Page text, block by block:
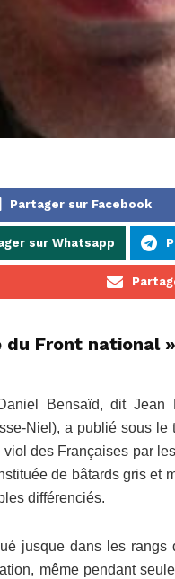
Partager sur Facebook
sur Whatsapp
Front national
Bensaïd, dit Jean
Niel), a publié sous
des Françaises par
de bâtards gris et
différenciés.
jusque dans les rangs
même pendant